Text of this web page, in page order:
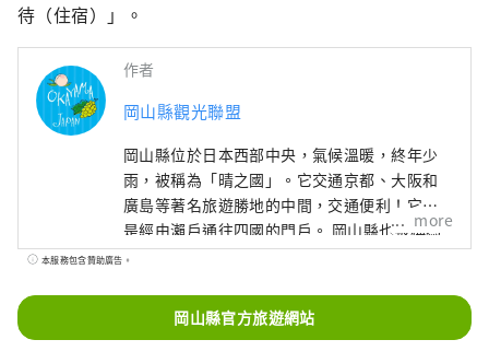
待（住宿）」。
作者
岡山縣觀光聯盟
岡山縣位於日本西部中央，氣候溫暖​​，終年少
雨，被稱為「晴之國」。它交通京都、大阪和
廣島等著名旅遊勝地的中間，交通便利！它也
是經由瀨戶通往四國的門戶。 岡山縣也被稱為
“水果岡山”，在瀨戶內溫暖的氣候下，陽光
最高品質的。 您可以品嚐白桃、麝香葡萄、先
鋒葡萄等當季水果！ 岡山還擁有世界級的旅遊
more
本服務包含贊助廣告。
岡山縣官方旅遊網站